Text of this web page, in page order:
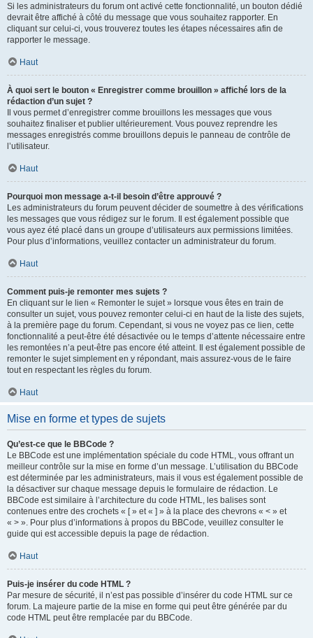
Si les administrateurs du forum ont activé cette fonctionnalité, un bouton dédié
devrait être affiché à côté du message que vous souhaitez rapporter. En
cliquant sur celui-ci, vous trouverez toutes les étapes nécessaires afin de
rapporter le message.
Haut
À quoi sert le bouton « Enregistrer comme brouillon » affiché lors de la
rédaction d’un sujet ?
Il vous permet d’enregistrer comme brouillons les messages que vous
souhaitez finaliser et publier ultérieurement. Vous pouvez reprendre les
messages enregistrés comme brouillons depuis le panneau de contrôle de
l’utilisateur.
Haut
Pourquoi mon message a-t-il besoin d’être approuvé ?
Les administrateurs du forum peuvent décider de soumettre à des vérifications
les messages que vous rédigez sur le forum. Il est également possible que
vous ayez été placé dans un groupe d’utilisateurs aux permissions limitées.
Pour plus d’informations, veuillez contacter un administrateur du forum.
Haut
Comment puis-je remonter mes sujets ?
En cliquant sur le lien « Remonter le sujet » lorsque vous êtes en train de
consulter un sujet, vous pouvez remonter celui-ci en haut de la liste des sujets,
à la première page du forum. Cependant, si vous ne voyez pas ce lien, cette
fonctionnalité a peut-être été désactivée ou le temps d’attente nécessaire entre
les remontées n’a peut-être pas encore été atteint. Il est également possible de
remonter le sujet simplement en y répondant, mais assurez-vous de le faire
tout en respectant les règles du forum.
Haut
Mise en forme et types de sujets
Qu’est-ce que le BBCode ?
Le BBCode est une implémentation spéciale du code HTML, vous offrant un
meilleur contrôle sur la mise en forme d’un message. L’utilisation du BBCode
est déterminée par les administrateurs, mais il vous est également possible de
la désactiver sur chaque message depuis le formulaire de rédaction. Le
BBCode est similaire à l’architecture du code HTML, les balises sont
contenues entre des crochets « [ » et « ] » à la place des chevrons « < » et
« > ». Pour plus d’informations à propos du BBCode, veuillez consulter le
guide qui est accessible depuis la page de rédaction.
Haut
Puis-je insérer du code HTML ?
Par mesure de sécurité, il n’est pas possible d’insérer du code HTML sur ce
forum. La majeure partie de la mise en forme qui peut être générée par du
code HTML peut être remplacée par du BBCode.